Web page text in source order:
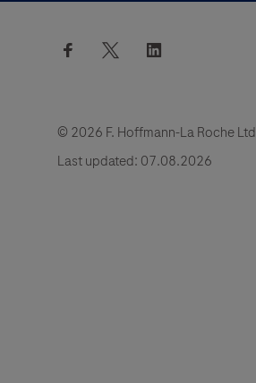
Voir le contenu
facebook twitter
© 2026 F. Hoffmann-La Roche Ltd
Last updated: 07.08.2026